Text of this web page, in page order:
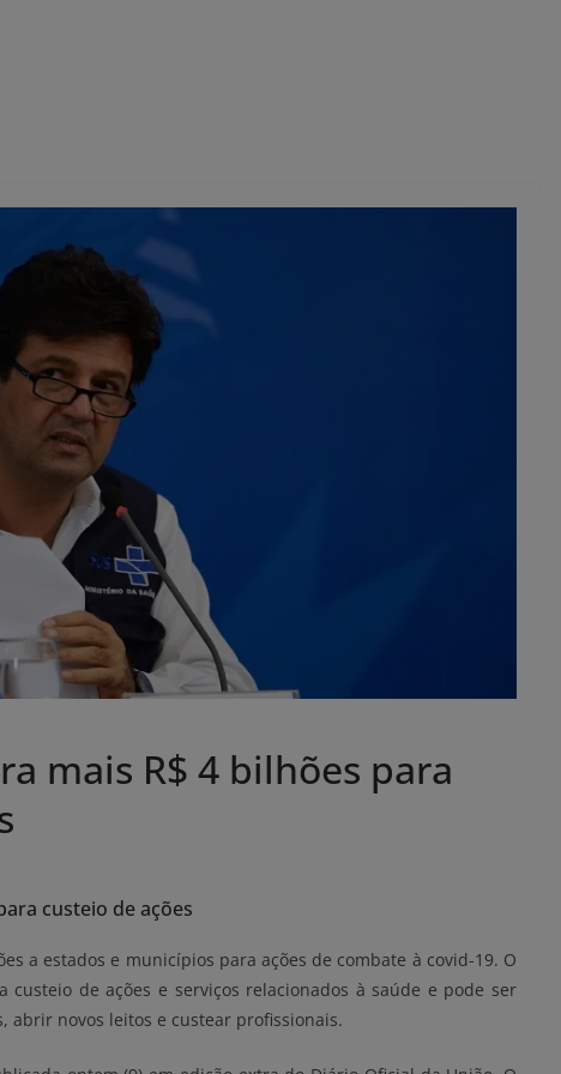
mais R$ 4 bilhões para
custeio de ações
a estados e municípios para ações de combate à covid-19. O
de ações e serviços relacionados à saúde e pode ser
abrir novos leitos e custear profissionais.